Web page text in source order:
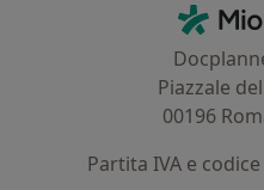
Piazzale
00196
Partita IVA e